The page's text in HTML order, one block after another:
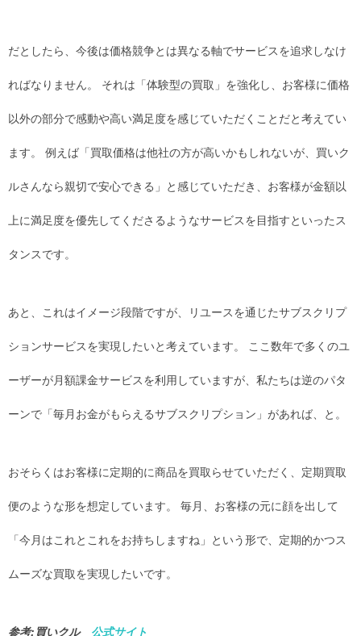
だとしたら、今後は価格競争とは異なる軸でサービスを追求しなけ
ればなりません。 それは「体験型の買取」を強化し、お客様に価格
以外の部分で感動や高い満足度を感じていただくことだと考えてい
ます。 例えば「買取価格は他社の方が高いかもしれないが、買いク
ルさんなら親切で安心できる」と感じていただき、お客様が金額以
上に満足度を優先してくださるようなサービスを目指すといったス
タンスです。
あと、これはイメージ段階ですが、リユースを通じたサブスクリプ
ションサービスを実現したいと考えています。 ここ数年で多くのユ
ーザーが月額課金サービスを利用していますが、私たちは逆のパタ
ーンで「毎月お金がもらえるサブスクリプション」があれば、と。
おそらくはお客様に定期的に商品を買取らせていただく、定期買取
便のような形を想定しています。 毎月、お客様の元に顔を出して
「今月はこれとこれをお持ちしますね」という形で、定期的かつス
ムーズな買取を実現したいです。
参考:買いクル 公式サイト